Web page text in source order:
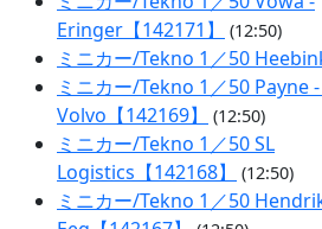
Eringer【142171】
(12:50)
ミニカー/Tekno 1／50
ミニカー/Tekno 1／50 Payne
Volvo【142169】
(12:50)
ミニカー/Tekno 1／50 SL
Logistics【142168】
(12:50)
ミニカー/Tekno 1／50